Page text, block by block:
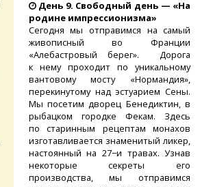
День 9. Свободный день — «На
родине импрессионизма»
Сегодня мы отправимся на самый
живописный во Франции
«Алебастровый берег». Дорога
к нему проходит по уникальному
вантовому мосту «Нормандия»,
перекинутому над эстуарием Сены.
Мы посетим дворец Бенедиктин, в
рыбацком городке Фекам. Здесь
по старинным рецептам монахов
изготавливается знаменитый ликер,
настоянный на 27−и травах. Узнав
некоторые секреты его
производства, мы отправимся